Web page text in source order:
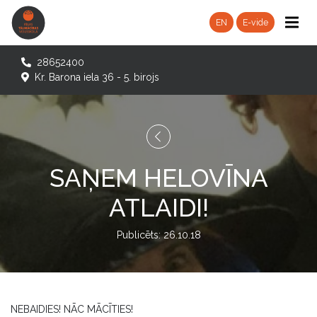
EN E-vide
28652400
Kr. Barona iela 36 - 5. birojs
SAŅEM HELOVĪNA
ATLAIDI!
Publicēts: 26.10.18
NEBAIDIES! NĀC MĀCĪTIES!